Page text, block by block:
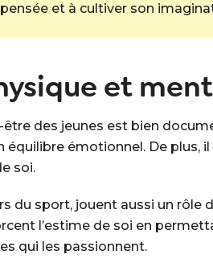
et à cultiver son
et
des jeunes est bien
émotionnel. De plus,
soi.
du sport, jouent aussi un rôle
l’estime de soi en
qui les passionnent.